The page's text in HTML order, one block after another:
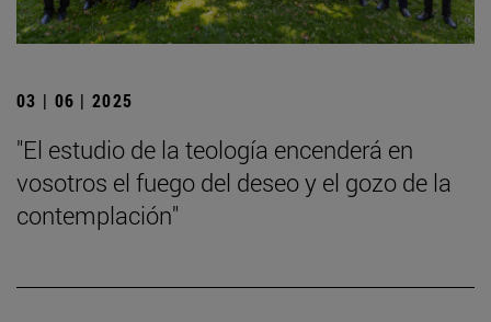
03 | 06 | 2025
"El estudio de la teología encenderá en
vosotros el fuego del deseo y el gozo de la
contemplación"